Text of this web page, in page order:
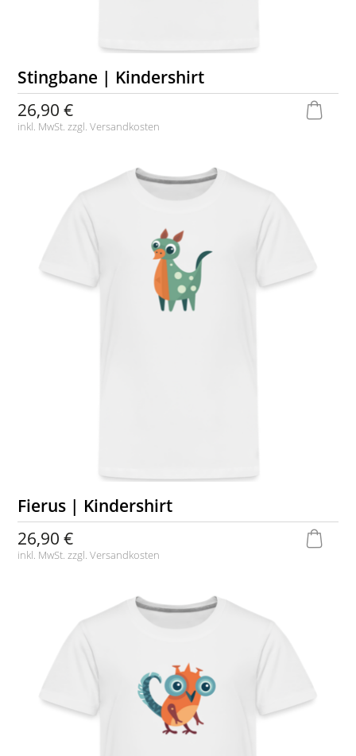
Stingbane | Kindershirt
26,90 €
inkl. MwSt. zzgl.Versandkosten
Fierus | Kindershirt
26,90 €
inkl. MwSt. zzgl.Versandkosten